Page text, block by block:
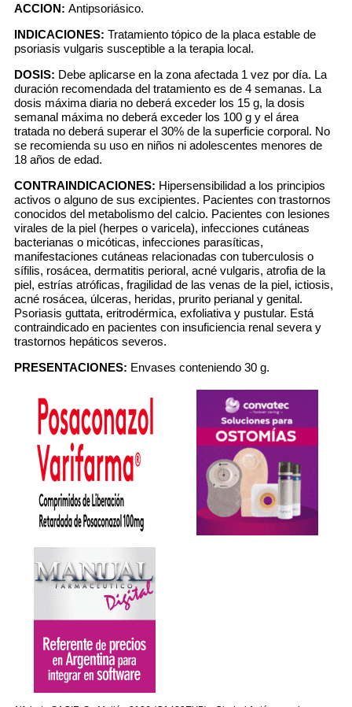
ACCION: Antipsoriásico.
INDICACIONES: Tratamiento tópico de la placa estable de
psoriasis vulgaris susceptible a la terapia local.
DOSIS: Debe aplicarse en la zona afectada 1 vez por día. La
duración recomendada del tratamiento es de 4 semanas. La
dosis máxima diaria no deberá exceder los 15 g, la dosis
semanal máxima no deberá exceder los 100 g y el área
tratada no deberá superar el 30% de la superficie corporal. No
se recomienda su uso en niños ni adolescentes menores de
18 años de edad.
CONTRAINDICACIONES: Hipersensibilidad a los principios
activos o alguno de sus excipientes. Pacientes con trastornos
conocidos del metabolismo del calcio. Pacientes con lesiones
virales de la piel (herpes o varicela), infecciones cutáneas
bacterianas o micóticas, infecciones parasíticas,
manifestaciones cutáneas relacionadas con tuberculosis o
sífilis, rosácea, dermatitis perioral, acné vulgaris, atrofia de la
piel, estrías atróficas, fragilidad de las venas de la piel, ictiosis,
acné rosácea, úlceras, heridas, prurito perianal y genital.
Psoriasis guttata, eritrodérmica, exfoliativa y pustular. Está
contraindicado en pacientes con insuficiencia renal severa y
trastornos hepáticos severos.
PRESENTACIONES: Envases conteniendo 30 g.